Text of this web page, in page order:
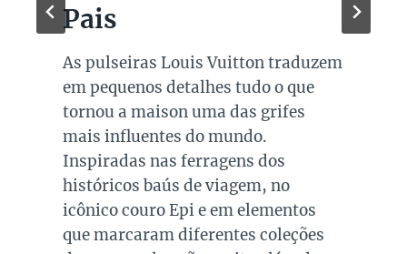
Pais
As pulseiras Louis Vuitton traduzem
em pequenos detalhes tudo o que
tornou a maison uma das grifes
mais influentes do mundo.
Inspiradas nas ferragens dos
históricos baús de viagem, no
icônico couro Epi e em elementos
que marcaram diferentes coleções